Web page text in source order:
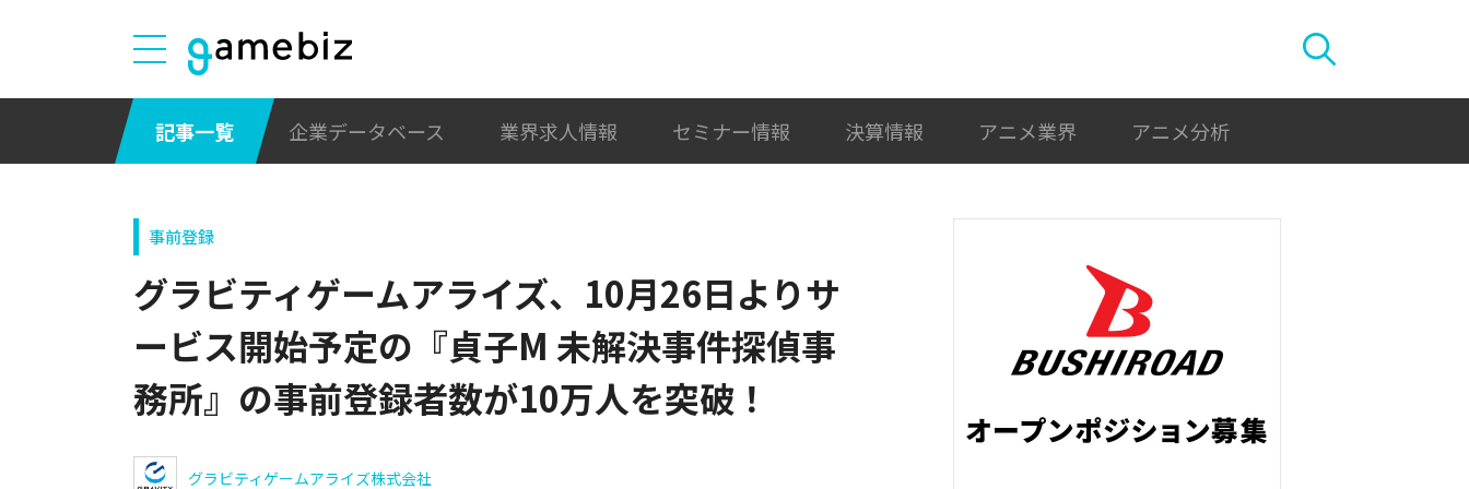
記事一覧 企業データベース 業界求人情報 セミナー情報 決算情報 アニメ業界 アニメ分析
事前登録
グラビティゲームアライズ、10月26日よりサ
ービス開始予定の『貞子M 未解決事件探偵事
務所』の事前登録者数が10万人を突破！
グラビティゲームアライズ株式会社